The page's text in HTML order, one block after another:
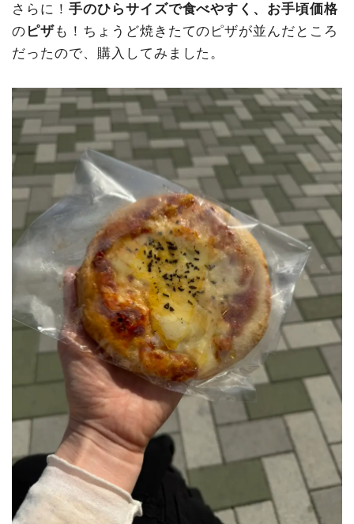
さらに！ 手のひらサイズで食べやすく、お手頃価格
の ピザも！ちょうど焼きたてのピザが並んだところ
だったので、購入してみました。